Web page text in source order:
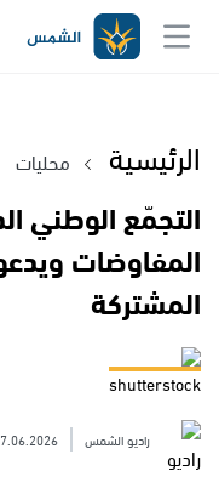
الرئيسية محليات
التجمّع الوطني
المفاوضات
المشتركة
shutterstock
راديو الشمس